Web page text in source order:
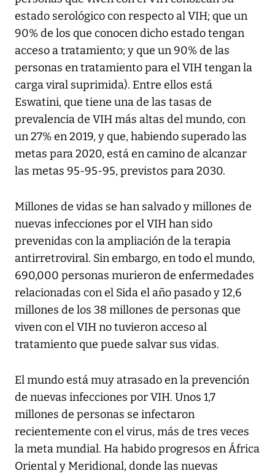
estado serológico con respecto al VIH; que un
90% de los que conocen dicho estado tengan
acceso a tratamiento; y que un 90% de las
personas en tratamiento para el VIH tengan la
carga viral suprimida). Entre ellos está
Eswatini, que tiene una de las tasas de
prevalencia de VIH más altas del mundo, con
un 27% en 2019, y que, habiendo superado las
metas para 2020, está en camino de alcanzar
las metas 95-95-95, previstos para 2030.
Millones de vidas se han salvado y millones de
nuevas infecciones por el VIH han sido
prevenidas con la ampliación de la terapia
antirretroviral. Sin embargo, en todo el mundo,
690,000 personas murieron de enfermedades
relacionadas con el Sida el año pasado y 12,6
millones de los 38 millones de personas que
viven con el VIH no tuvieron acceso al
tratamiento que puede salvar sus vidas.
El mundo está muy atrasado en la prevención
de nuevas infecciones por VIH. Unos 1,7
millones de personas se infectaron
recientemente con el virus, más de tres veces
la meta mundial. Ha habido progresos en África
Oriental y Meridional, donde las nuevas